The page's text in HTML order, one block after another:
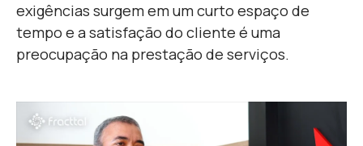
exigências surgem em um curto espaço de
tempo e a satisfação do cliente é uma
preocupação na prestação de serviços.